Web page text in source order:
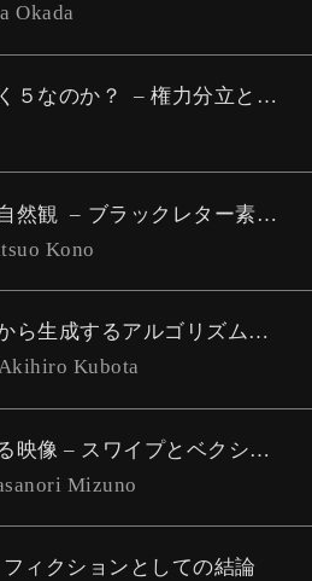
Okada
５なのか？
権力分立と希望の幾何学 #3
然観
​​ブラックレター素描 #3
Kono
魅惑する技術から生成するアルゴリズムへ
Kubota
行為を誘発する映像 – スワイプとベクション
Mizuno
フィクションとしての結論